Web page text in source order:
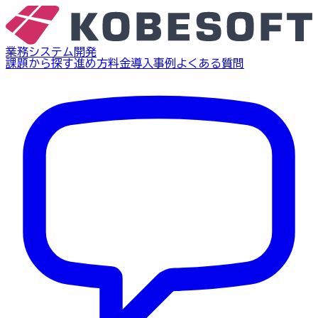
業務システム開発
課題から探す進め方料金導入事例 よくある質問